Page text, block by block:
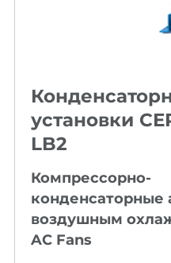
установки
LB2
Компрессорно-
конденсаторные
воздушным
AC Fans